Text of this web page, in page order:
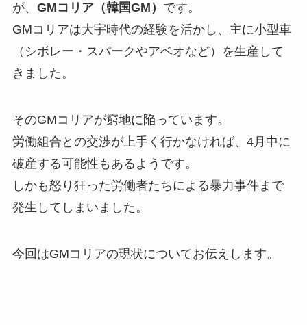
が、 GMコリア（韓国GM） です。
GMコリアは大宇時代の経験を活かし、主に小型車
（シボレー・スパークやアベオなど）を生産して
きました。
そのGMコリアが窮地に陥っています。
労働組合との交渉が上手く行かなければ、4月中に
破産する可能性もあるようです。
しかも怒り狂った労働者たちによる暴力事件まで
発生してしまいました。
今回はGMコリアの現状についてお伝えします。